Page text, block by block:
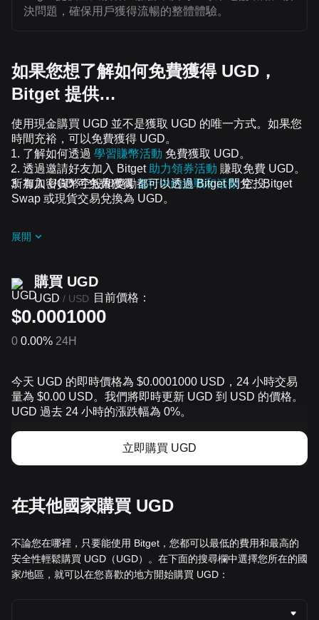
決問題，確保用戶獲得流暢的整體體驗。
如果您想了解如何免費獲得 UGD，
Bitget 提供…
使用現金購買 UGD 並不是獲取 UGD 的唯一方式。如果您
時間充裕，可以免費獲得 UGD。
了解如何透過 學習賺幣活動 免費獲取 UGD。
透過邀請好友加入 Bitget 助力領券活動 賺取免費 UGD。
加入 UGD 可免費獲得進行中的挑戰和活動空投。
所有加密貨幣空投和獎勵都可以透過 Bitget 閃兌、Bitget
Swap 或現貨交易兌換為 UGD。
展開
購買 UGD
UGD / USD 目前價格：
$0.0001000
0 0.00% 24H
今天 UGD 的即時價格為 $0.0001000 USD，24 小時交易
量為 $0.00 USD。我們將即時更新 UGD 到 USD 的價格。
UGD 過去 24 小時的漲跌幅為 0%。
立即購買 UGD
在其他國家購買 UGD
不論您在哪裡，只要能使用 Bitget，您都可以最低的費用和最高的
安全性輕鬆購買 UGD（UGD）。在下面的搜尋欄中選擇您所在的國
家/地區，就可以在您喜歡的地方開始購買 UGD：